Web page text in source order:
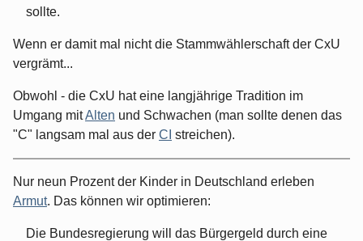
sollte.
Wenn er damit mal nicht die Stammwählerschaft der CxU
vergrämt...
Obwohl - die CxU hat eine langjährige Tradition im
Umgang mitAlten und Schwachen (man sollte denen das
"C" langsam mal aus der CI streichen).
Nur neun Prozent der Kinder in Deutschland erleben
Armut. Das können wir optimieren:
Die Bundesregierung will das Bürgergeld durch eine